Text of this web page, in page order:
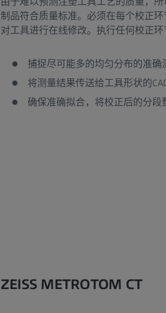
制品符合质量标准。必须在每个校正
对工具进行在线修改。执行任何校正环
捕捉尽可能多的均匀分布的准确
将测量结果传送给工具形状的
确保准确拟合，将校正后的分段
ZEISS METROTOM CT